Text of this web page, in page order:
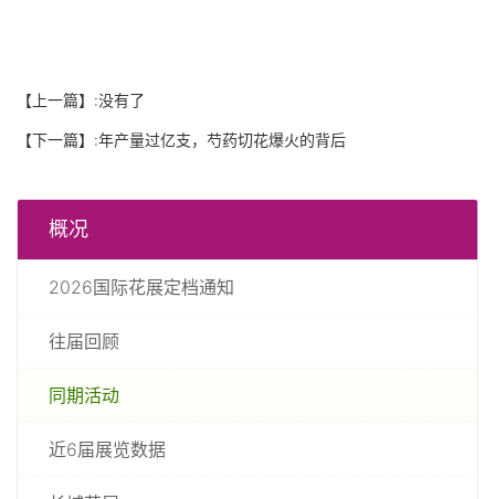
【上一篇】:没有了
【下一篇】:年产量过亿支，芍药切花爆火的背后
概况
2026国际花展定档通知
往届回顾
同期活动
近6届展览数据